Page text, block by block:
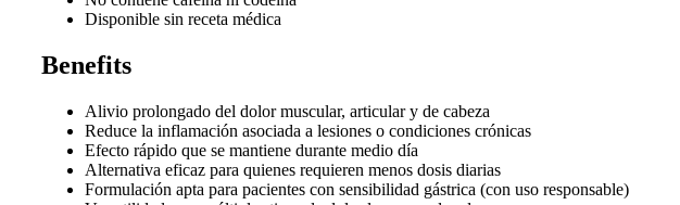
Disponible sin receta médica
Benefits
Alivio prolongado del dolor muscular, articular y de cabeza
Reduce la inflamación asociada a lesiones o condiciones crónicas
Efecto rápido que se mantiene durante medio día
Alternativa eficaz para quienes requieren menos dosis diarias
Formulación apta para pacientes con sensibilidad gástrica (con uso responsable)